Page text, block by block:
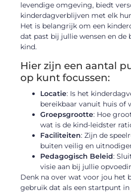
levendige omgeving, biedt
kinderdagverblijven met elk
Het is belangrijk om een
dat past bij jullie wensen en de
kind.
Hier zijn een aantal
op kunt focussen:
Locatie: Is het
bereikbaar vanuit huis of
Groepsgrootte: Hoe
wat is de kind-leidster
Faciliteiten: Zijn de
buiten veilig en
Pedagogisch Beleid:
visie aan bij jullie
Denk na over wat voor jou het
gebruik dat als een startpunt